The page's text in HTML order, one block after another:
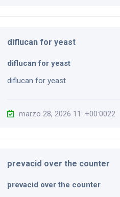
diflucan for yeast
diflucan for yeast
diflucan for yeast
marzo 28, 2026 11: +00:0022
prevacid over the counter
prevacid over the counter